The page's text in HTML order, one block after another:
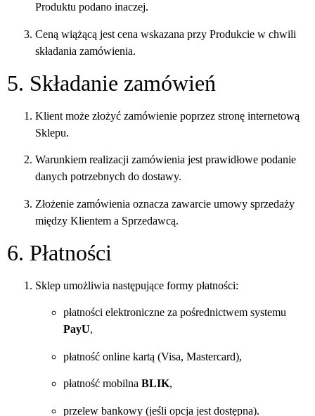
Produktu podano inaczej.
Ceną wiążącą jest cena wskazana przy Produkcie w chwili
składania zamówienia.
5. Składanie zamówień
Klient może złożyć zamówienie poprzez stronę internetową
Sklepu.
Warunkiem realizacji zamówienia jest prawidłowe podanie
danych potrzebnych do dostawy.
Złożenie zamówienia oznacza zawarcie umowy sprzedaży
między Klientem a Sprzedawcą.
6. Płatności
Sklep umożliwia następujące formy płatności:
płatności elektroniczne za pośrednictwem systemu
PayU,
płatność online kartą (Visa, Mastercard),
płatność mobilna BLIK,
przelew bankowy (jeśli opcja jest dostępna).